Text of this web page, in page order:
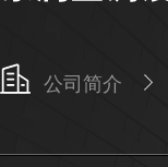
公司简介